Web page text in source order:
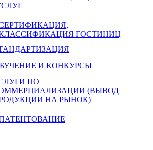
ГОСТИНИЦ
И КОНКУРСЫ
ПО
(ВЫВОД
НА РЫНОК)